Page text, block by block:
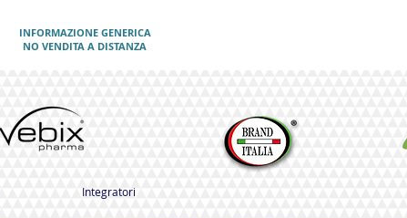
INFORMAZIONE GENERICA
NO VENDITA A DISTANZA
Integratori